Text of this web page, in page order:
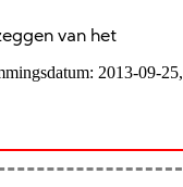
van het
2013-09-25,